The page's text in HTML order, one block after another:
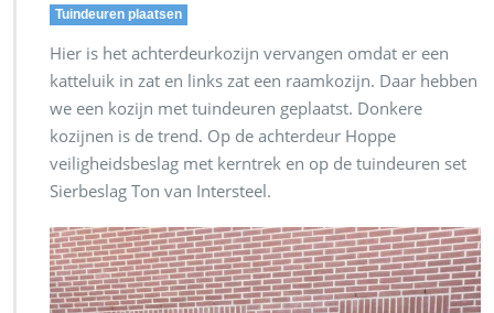
Tuindeuren plaatsen
Hier is het achterdeurkozijn vervangen omdat er een
katteluik in zat en links zat een raamkozijn. Daar hebben
we een kozijn met tuindeuren geplaatst. Donkere
kozijnen is de trend. Op de achterdeur Hoppe
veiligheidsbeslag met kerntrek en op de tuindeuren set
Sierbeslag Ton van Intersteel.